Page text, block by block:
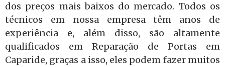
dos preços mais baixos do mercado. Todos os
técnicos em nossa empresa têm anos de
experiência e, além disso, são altamente
qualificados em Reparação de Portas em
Caparide, graças a isso, eles podem fazer muitos